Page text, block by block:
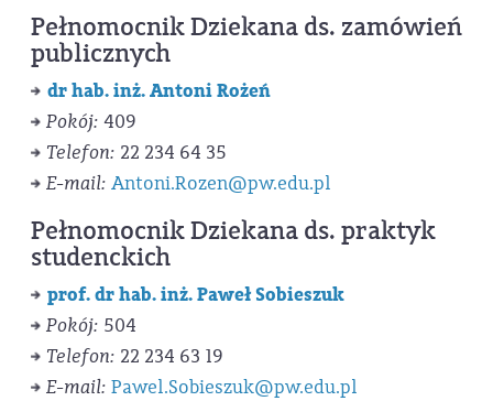
Pełnomocnik Dziekana ds. zamówień
publicznych
dr hab. inż. Antoni Rożeń
Pokój: 409
Telefon: 22 234 64 35
E-mail: Antoni.Rozen@pw.edu.pl
Pełnomocnik Dziekana ds. praktyk
studenckich
prof. dr hab. inż. Paweł Sobieszuk
Pokój: 504
Telefon: 22 234 63 19
E-mail: Pawel.Sobieszuk@pw.edu.pl